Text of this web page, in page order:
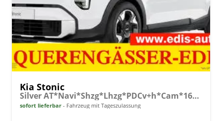
Kia Stonic
Silver AT*Navi*Shzg*Lhzg*PDCv+h*Cam*16Zoll*LED
sofort lieferbar Fahrzeug mit Tageszulassung